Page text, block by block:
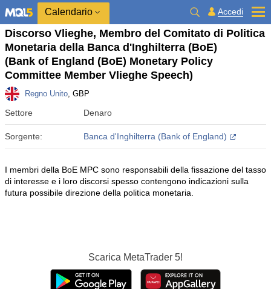
Calendario Accedi
Discorso Vlieghe, Membro del Comitato di Politica
Monetaria della Banca d'Inghilterra (BoE)
(Bank of England (BoE) Monetary Policy
Committee Member Vlieghe Speech)
Regno Unito, GBP
Settore Denaro
Sorgente: Banca d'Inghilterra (Bank of England)
I membri della BoE MPC sono responsabili della fissazione del tasso
di interesse e i loro discorsi spesso contengono indicazioni sulla
futura possibile direzione della politica monetaria.
Scarica MetaTrader 5!